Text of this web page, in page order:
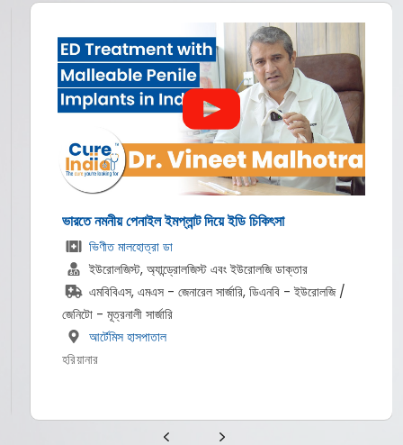
ভারতে নমনীয় পেনাইল ইমপ্লান্ট দিয়ে ইডি চিকিৎসা
ভিণীত মালহোত্রা ডা
ইউরোলজিস্ট, অ্যান্ড্রোলজিস্ট এবং ইউরোলজি ডাক্তার
এমবিবিএস, এমএস - জেনারেল সার্জারি, ডিএনবি - ইউরোলজি /
জেনিটো - মূত্রনালী সার্জারি
আর্টেমিস হাসপাতাল
হরিয়ানার